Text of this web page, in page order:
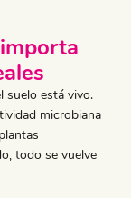
suelo está vivo.
microbiana
todo se vuelve